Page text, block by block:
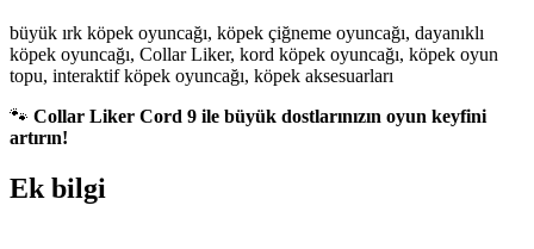
büyük ırk köpek oyuncağı, köpek çiğneme oyuncağı, dayanıklı
köpek oyuncağı, Collar Liker, kord köpek oyuncağı, köpek oyun
topu, interaktif köpek oyuncağı, köpek aksesuarları
🐾 Collar Liker Cord 9 ile büyük dostlarınızın oyun keyfini
artırın!
Ek bilgi